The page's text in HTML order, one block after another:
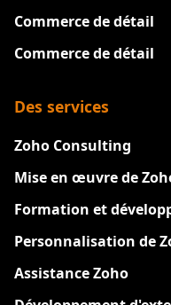
Commerce de détail
Commerce de détail
Des services
Zoho Consulting
Mise en œuvre de
Formation et
Personnalisation de
Assistance Zoho